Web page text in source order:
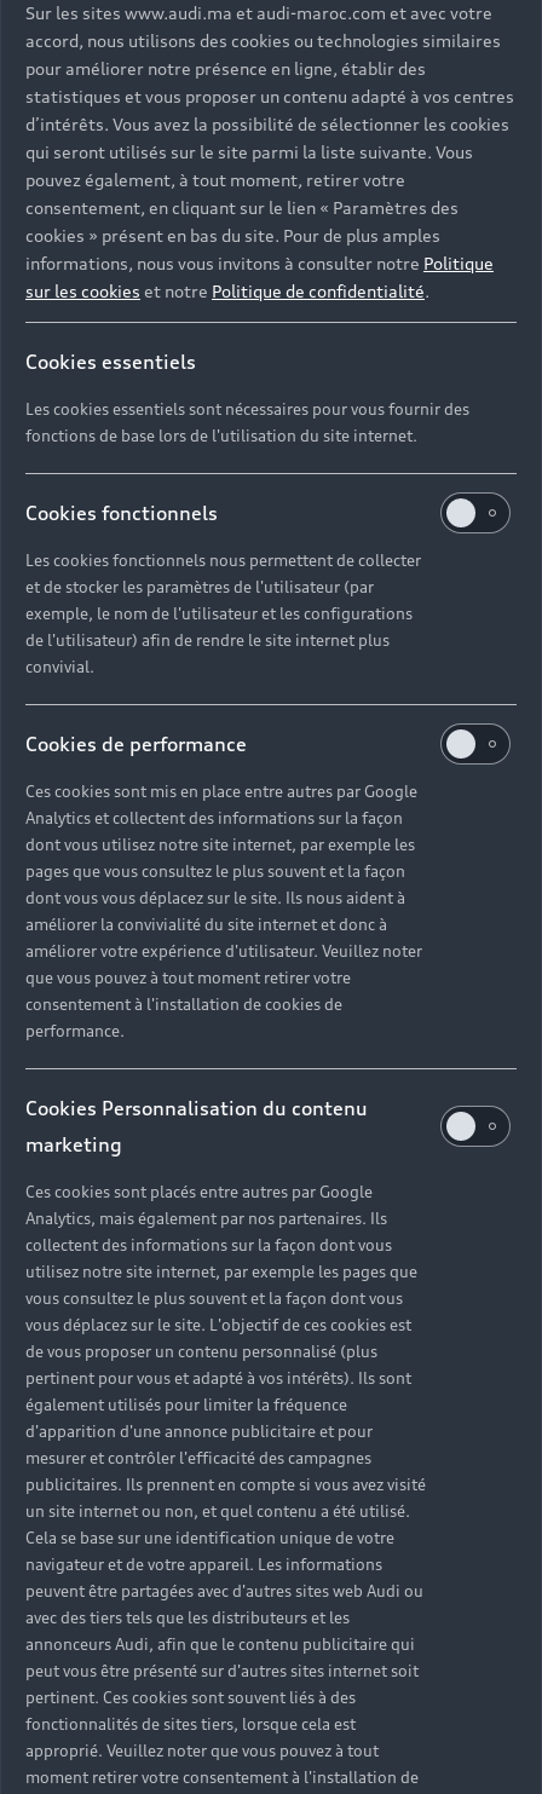
Audi Crédit
Seulement 20% d’apport, 1ère
mensualité en 2021* Audi vous
aide à mieux repartir. <br>
payez en 2021.<br><br>Différé
de 6 mois gratuit. Aucun frais de
dossiers. Aucun coût caché.
*A partir de 20% d’apport, durée jusqu’à 60 mois. Offre réservée aux
personnes physiques sous réserve d’acceptation du dossier, offre
soumise à conditions. Un crédit vous engage et doit être remboursé.
Vérifiez vos capacités de remboursement avant de vous engager.
Modèles
Électromobilité
Services
Service après-vente
Garantie
Campagne de rappel Airbag Takata
TCO : La valeur d'une voiture ne se résume pas à son
Audi Expérience
Driven by Technology
Driven by Golf
Driven by Art
Audi Sport
Audi quattro
Tutoriels technologiques
Contact
Nous Contacter
Réseau Audi
Contact: 05 20 00 62 00
E-mail : relationclient@audi.ma
© 2023 AUDI AG. All Rights Reserved.
Mentions légales
Politique de confidentialité
Politique des cookies
Paramètres des cookies
Label pneumatique UE
La consommation de carburant et les données
d'émission spécifiées ont été déterminées
Sur les sites www.audi.ma et audi-maroc.com et avec votre
accord, nous utilisons des cookies ou technologies similaires
pour améliorer notre présence en ligne, établir des
statistiques et vous proposer un contenu adapté à vos centres
d’intérêts. Vous avez la possibilité de sélectionner les cookies
qui seront utilisés sur le site parmi la liste suivante. Vous
pouvez également, à tout moment, retirer votre
consentement, en cliquant sur le lien « Paramètres des
cookies » présent en bas du site. Pour de plus amples
informations, nous vous invitons à consulter notre Politique
sur les cookies et notre Politique de confidentialité.
Cookies essentiels
Les cookies essentiels sont nécessaires pour vous fournir des
fonctions de base lors de l'utilisation du site internet.
Cookies fonctionnels
Les cookies fonctionnels nous permettent de collecter
et de stocker les paramètres de l'utilisateur (par
exemple, le nom de l'utilisateur et les configurations
de l'utilisateur) afin de rendre le site internet plus
convivial.
Cookies de performance
Ces cookies sont mis en place entre autres par Google
Analytics et collectent des informations sur la façon
dont vous utilisez notre site internet, par exemple les
pages que vous consultez le plus souvent et la façon
dont vous vous déplacez sur le site. Ils nous aident à
améliorer la convivialité du site internet et donc à
améliorer votre expérience d'utilisateur. Veuillez noter
que vous pouvez à tout moment retirer votre
consentement à l'installation de cookies de
performance.
Cookies Personnalisation du contenu
marketing
Ces cookies sont placés entre autres par Google
Analytics, mais également par nos partenaires. Ils
collectent des informations sur la façon dont vous
utilisez notre site internet, par exemple les pages que
vous consultez le plus souvent et la façon dont vous
vous déplacez sur le site. L'objectif de ces cookies est
de vous proposer un contenu personnalisé (plus
pertinent pour vous et adapté à vos intérêts). Ils sont
également utilisés pour limiter la fréquence
d'apparition d'une annonce publicitaire et pour
mesurer et contrôler l'efficacité des campagnes
publicitaires. Ils prennent en compte si vous avez visité
un site internet ou non, et quel contenu a été utilisé.
Cela se base sur une identification unique de votre
navigateur et de votre appareil. Les informations
peuvent être partagées avec d'autres sites web Audi ou
avec des tiers tels que les distributeurs et les
annonceurs Audi, afin que le contenu publicitaire qui
peut vous être présenté sur d'autres sites internet soit
pertinent. Ces cookies sont souvent liés à des
fonctionnalités de sites tiers, lorsque cela est
approprié. Veuillez noter que vous pouvez à tout
moment retirer votre consentement à l'installation de